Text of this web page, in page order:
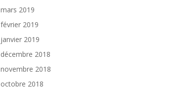
mars 2019
février 2019
janvier 2019
décembre 2018
novembre 2018
octobre 2018